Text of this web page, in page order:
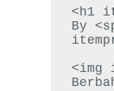
<h1
By
<img